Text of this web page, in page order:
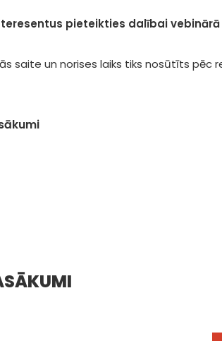
pieteikties dalībai vebinārā
saite un norises laiks tiks nosūtīts pēc